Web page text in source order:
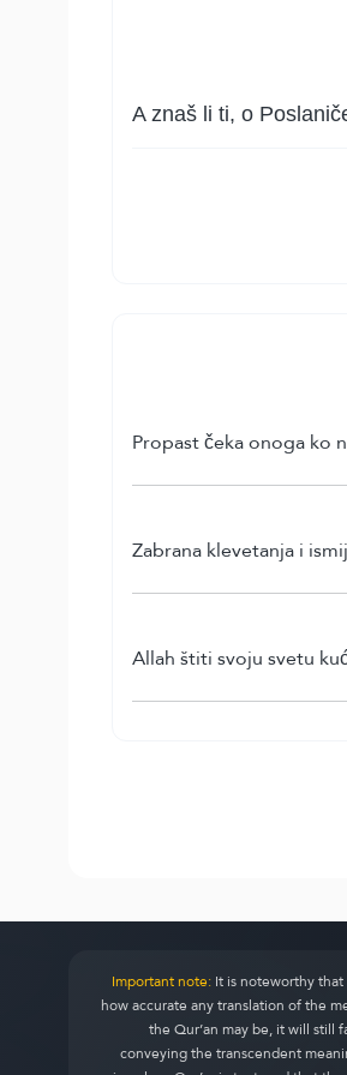
A znaš li ti, o
Propast čeka onoga ko
Zabrana klevetanja i
Allah štiti svoju svetu
Important note:It is noteworthy that
how accurate any translation of the
the Qur’an may be, it will still
conveying the transcendent